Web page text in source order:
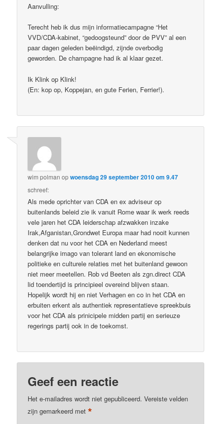
Aanvulling:
Terecht heb ik dus mijn informatiecampagne “Het
VVD/CDA-kabinet, “gedoogsteund” door de PVV” al een
paar dagen geleden beëindigd, zijnde overbodig
geworden. De champagne had ik al klaar gezet.
Ik Klink op Klink!
(En: kop op, Koppejan, en gute Ferien, Ferrier!).
wim polman opwoensdag 29 september 2010 om 9.47
schreef:
Als mede oprichter van CDA en ex adviseur op
buitenlands beleid zie ik vanuit Rome waar ik werk reeds
vele jaren het CDA leiderschap afzwakken inzake
Irak,Afganistan,Grondwet Europa maar had nooit kunnen
denken dat nu voor het CDA en Nederland meest
belangrijke imago van tolerant land en ekonomische
politieke en culturele relaties met het buitenland gewoon
niet meer meetellen. Rob vd Beeten als zgn.direct CDA
lid toendertijd is principieel overeind blijven staan.
Hopelijk wordt hij en niet Verhagen en co in het CDA en
erbuiten erkent als authentiek representatieve spreekbuis
voor het CDA als prinicipele midden partij en serieuze
regerings partij ook in de toekomst.
Geef een reactie
Het e-mailadres wordt niet gepubliceerd. Vereiste velden
zijn gemarkeerd met*